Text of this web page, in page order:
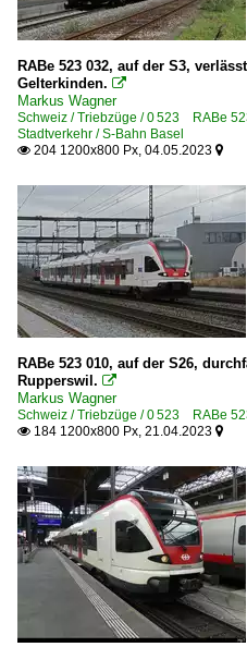
RABe 523 032, auf der S3,
Gelterkinden. 
Markus Wagner
Schweiz / Triebzüge / 0 523 RABe
Stadtverkehr / S-Bahn Basel
 204 1200x800 Px, 04.05.2023 
RABe 523 010, auf der S26,
Rupperswil. 
Markus Wagner
Schweiz / Triebzüge / 0 523 RABe
 184 1200x800 Px, 21.04.2023 